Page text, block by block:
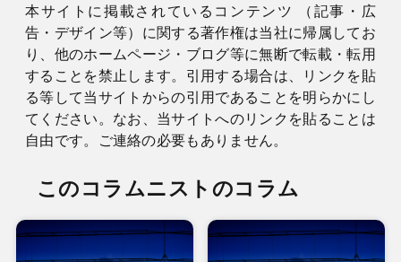
本サイトに掲載されているコンテンツ （記事・広
告・デザイン等）に関する著作権は当社に帰属してお
り、他のホームページ・ブログ等に無断で転載・転用
することを禁止します。引用する場合は、リンクを貼
る等して当サイトからの引用であることを明らかにし
てください。なお、当サイトへのリンクを貼ることは
自由です。ご連絡の必要もありません。
このコラムニストのコラム